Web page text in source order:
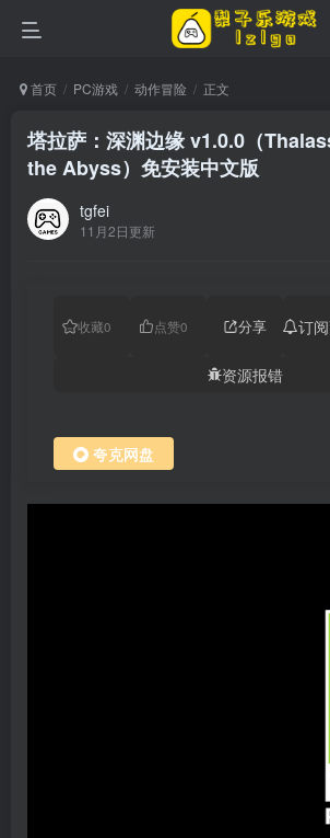
首页 PC游戏 动作冒险 正文
塔拉萨：深渊边缘 v1.0.0（
the Abyss）免安装中文版
tgfei
11月2日更新
收藏0 点赞0 分享 订
资源报错
夸克网盘